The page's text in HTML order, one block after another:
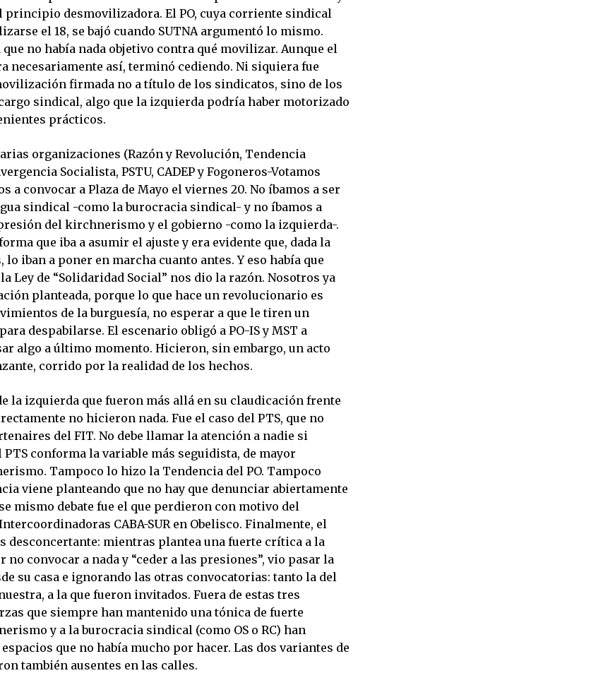
principio desmovilizadora. El PO, cuya corriente sindical
el 18, se bajó cuando SUTNA argumentó lo mismo.
que no había nada objetivo contra qué movilizar. Aunque el
necesariamente así, terminó cediendo. Ni siquiera fue
firmada no a título de los sindicatos, sino de los
sindical, algo que la izquierda podría haber motorizado
prácticos.
organizaciones (Razón y Revolución, Tendencia
Socialista, PSTU, CADEP y Fogoneros-Votamos
a convocar a Plaza de Mayo el viernes 20. No íbamos a ser
sindical -como la burocracia sindical- y no íbamos a
del kirchnerismo y el gobierno -como la izquierda-.
que iba a asumir el ajuste y era evidente que, dada la
lo iban a poner en marcha cuanto antes. Y eso había que
Ley de “Solidaridad Social” nos dio la razón. Nosotros ya
planteada, porque lo que hace un revolucionario es
de la burguesía, no esperar a que le tiren un
despabilarse. El escenario obligó a PO-IS y MST a
algo a último momento. Hicieron, sin embargo, un acto
corrido por la realidad de los hechos.
la izquierda que fueron más allá en su claudicación frente
no hicieron nada. Fue el caso del PTS, que no
del FIT. No debe llamar la atención a nadie si
conforma la variable más seguidista, de mayor
Tampoco lo hizo la Tendencia del PO. Tampoco
viene planteando que no hay que denunciar abiertamente
mismo debate fue el que perdieron con motivo del
CABA-SUR en Obelisco. Finalmente, el
desconcertante: mientras plantea una fuerte crítica a la
no convocar a nada y “ceder a las presiones”, vio pasar la
su casa e ignorando las otras convocatorias: tanto la del
a la que fueron invitados. Fuera de estas tres
que siempre han mantenido una tónica de fuerte
y a la burocracia sindical (como OS o RC) han
que no había mucho por hacer. Las dos variantes de
también ausentes en las calles.